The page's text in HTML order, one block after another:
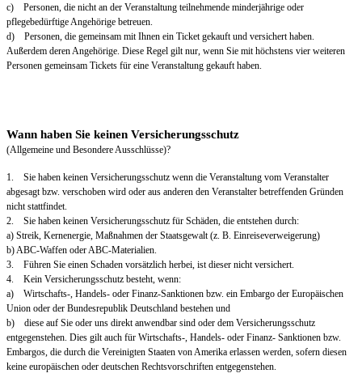
c) Personen, die nicht an der Veranstaltung teilnehmende minderjährige oder
pflegebedürftige Angehörige betreuen.
d) Personen, die gemeinsam mit Ihnen ein Ticket gekauft und versichert haben.
Außerdem deren Angehörige. Diese Regel gilt nur, wenn Sie mit höchstens vier weiteren
Personen gemeinsam Tickets für eine Veranstaltung gekauft haben.
Wann haben Sie keinen Versicherungsschutz
(Allgemeine und Besondere Ausschlüsse)?
1. Sie haben keinen Versicherungsschutz wenn die Veranstaltung vom Veranstalter
abgesagt bzw. verschoben wird oder aus anderen den Veranstalter betreffenden Gründen
nicht stattfindet.
2. Sie haben keinen Versicherungsschutz für Schäden, die entstehen durch:
a) Streik, Kernenergie, Maßnahmen der Staatsgewalt (z. B. Einreiseverweigerung)
b) ABC-Waffen oder ABC-Materialien.
3. Führen Sie einen Schaden vorsätzlich herbei, ist dieser nicht versichert.
4. Kein Versicherungsschutz besteht, wenn:
a) Wirtschafts-, Handels- oder Finanz-Sanktionen bzw. ein Embargo der Europäischen
Union oder der Bundesrepublik Deutschland bestehen und
b) diese auf Sie oder uns direkt anwendbar sind oder dem Versicherungsschutz
entgegenstehen. Dies gilt auch für Wirtschafts-, Handels- oder Finanz- Sanktionen bzw.
Embargos, die durch die Vereinigten Staaten von Amerika erlassen werden, sofern diesen
keine europäischen oder deutschen Rechtsvorschriften entgegenstehen.